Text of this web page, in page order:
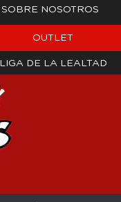
SOBRE NOSOTROS
OUTLET
LIGA DE LA LEALTAD